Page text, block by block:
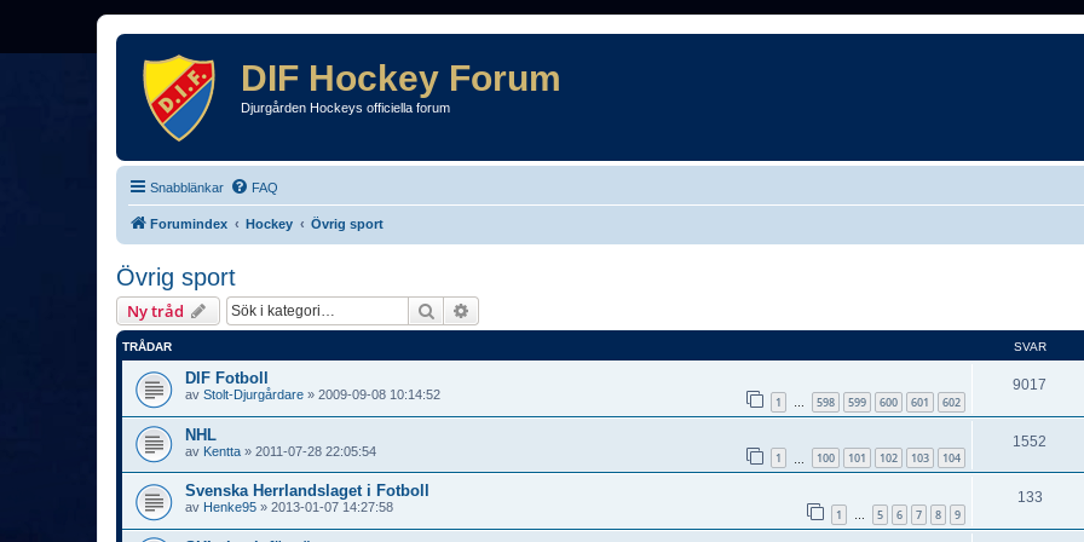
DIF Hockey Forum
Djurgården Hockeys officiella forum
Snabblänkar FAQ
Forumindex Hockey Övrig sport
Övrig sport
Ny tråd Sök
TRÅDAR SVAR
DIF Fotboll
av Stolt-Djurgårdare » 2009-09-08 10:14:52 1 … 598 599 600 601 602
9017
NHL
av Kentta » 2011-07-28 22:05:54 1 100 101 102 103 104
1552
Svenska Herrlandslaget i Fotboll
av Henke95 » 2013-01-07 14:27:58 1 … 5 6 7 8 9
133